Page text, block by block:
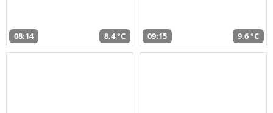
08:14 8,4 °C 09:15 9,6 °C